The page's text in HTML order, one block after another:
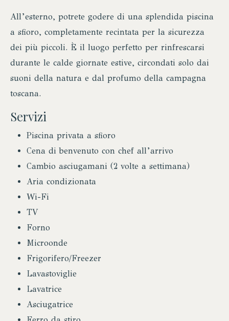
All’esterno, potrete godere di una splendida piscina
a sfioro, completamente recintata per la sicurezza
dei più piccoli. È il luogo perfetto per rinfrescarsi
durante le calde giornate estive, circondati solo dai
suoni della natura e dal profumo della campagna
toscana.
Servizi
Piscina privata a sfioro
Cena di benvenuto con chef all’arrivo
Cambio asciugamani (2 volte a settimana)
Aria condizionata
Wi-Fi
TV
Forno
Microonde
Frigorifero/Freezer
Lavastoviglie
Lavatrice
Asciugatrice